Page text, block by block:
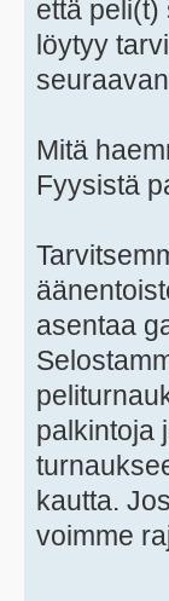
että peli(t)
löytyy
Mitä
Fyysistä
asentaa
palkintoja
kautta.
voimme